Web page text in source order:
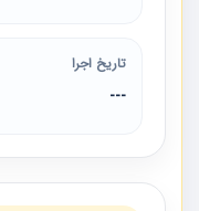
تاریخ اجرا
---